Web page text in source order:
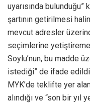
uyarısında
şartının getirilmesi
mevcut adresler
seçimlerine
Soylu’nun, bu madde
istediği” de ifade
MYK’de teklifte yer
alındığı ve “son bir